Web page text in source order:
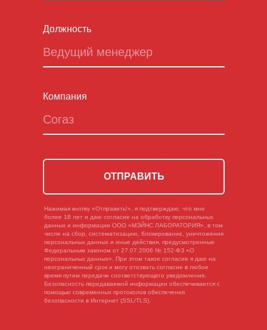
Нажимая кнопку «Отправить!», я подтверждаю, что мне
более 18 лет и даю согласие на обработку персональных
данных и информации ООО «МЭЙНС ЛАБОРАТОРИЯ», в том
числе на сбор, систематизацию, блокирование, уничтожение
персональных данных и иные действия, предусмотренные
Федеральным законом от 27.07.2006 № 152-ФЗ «О
персональных данных». При этом такое согласие я даю на
неограниченный срок и могу отозвать согласие в любое
время путем передачи соответствующего уведомления.
Безопасность передаваемой информации обеспечивается с
помощью современных протоколов обеспечения
безопасности в Интернет (SSL/TLS).
Должность
Компания
ОТПРАВИТЬ